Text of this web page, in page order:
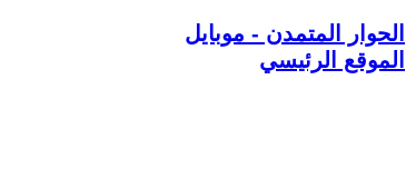
الحوار المتمدن - موبايل
الموقع الرئيسي